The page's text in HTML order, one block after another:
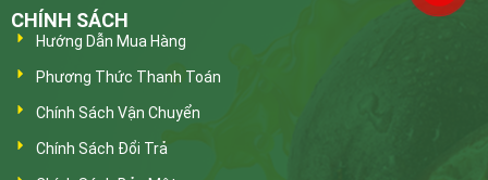
CHÍNH SÁCH
Hướng Dẫn Mua Hàng
Phương Thức Thanh Toán
Chính Sách Vận Chuyển
Chính Sách Đổi Trả